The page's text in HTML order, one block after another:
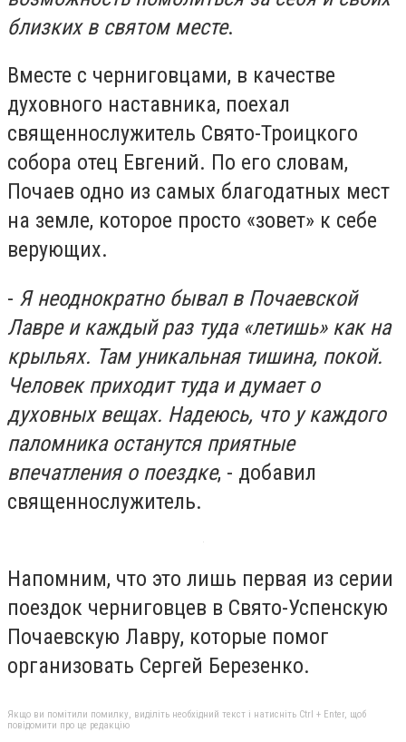
близких в святом месте.
Вместе с черниговцами, в качестве
духовного наставника, поехал
священнослужитель Свято-Троицкого
собора отец Евгений. По его словам,
Почаев одно из самых благодатных мест
на земле, которое просто «зовет» к себе
верующих.
- Я неоднократно бывал в Почаевской
Лавре и каждый раз туда «летишь» как на
крыльях. Там уникальная тишина, покой.
Человек приходит туда и думает о
духовных вещах. Надеюсь, что у каждого
паломника останутся приятные
впечатления о поездке, - добавил
священнослужитель.
Напомним, что это лишь первая из серии
поездок черниговцев в Свято-Успенскую
Почаевскую Лавру, которые помог
организовать Сергей Березенко.
Якщо ви помітили помилку, виділіть необхідний текст і натисніть Ctrl + Enter, щоб
повідомити про це редакцію